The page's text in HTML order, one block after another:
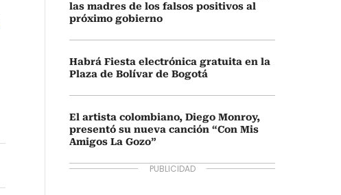
las madres de los falsos positivos al
próximo gobierno
Habrá Fiesta electrónica gratuita en la
Plaza de Bolívar de Bogotá
El artista colombiano, Diego Monroy,
presentó su nueva canción “Con Mis
Amigos La Gozo”